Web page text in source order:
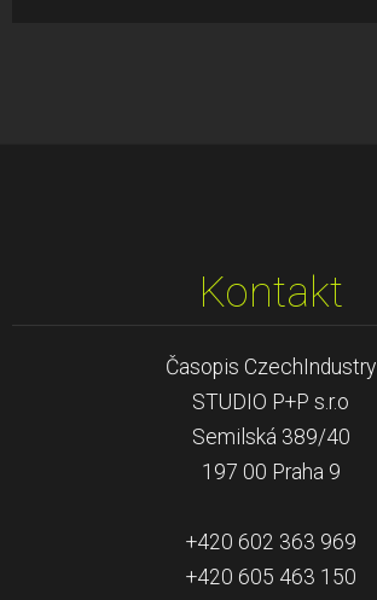
Kontakt
Časopis CzechIndustry
STUDIO P+P s.r.o
Semilská 389/40
197 00 Praha 9
+420 602 363 969
+420 605 463 150